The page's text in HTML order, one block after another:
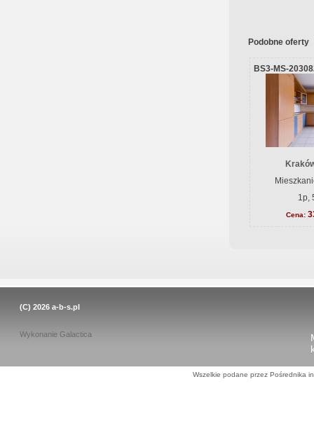
Podobne oferty
BS3-MS-
1p,
Cena:
(C) 2026 a-b-s.pl
Wykonanie Galactica
Wszelkie podane przez Pośrednika